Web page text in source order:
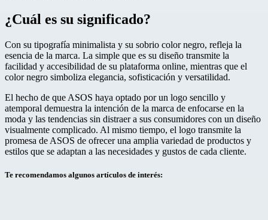
¿Cuál es su significado?
Con su tipografía minimalista y su sobrio color negro, refleja la
esencia de la marca. La simple que es su diseño transmite la
facilidad y accesibilidad de su plataforma online, mientras que el
color negro simboliza elegancia, sofisticación y versatilidad.
El hecho de que ASOS haya optado por un logo sencillo y
atemporal demuestra la intención de la marca de enfocarse en la
moda y las tendencias sin distraer a sus consumidores con un diseño
visualmente complicado. Al mismo tiempo, el logo transmite la
promesa de ASOS de ofrecer una amplia variedad de productos y
estilos que se adaptan a las necesidades y gustos de cada cliente.
Te recomendamos algunos artículos de interés: